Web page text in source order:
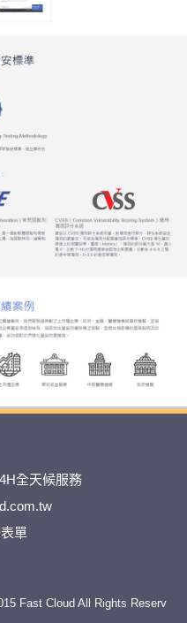
全天候服務
單
Fast Cloud All Rights Reserv